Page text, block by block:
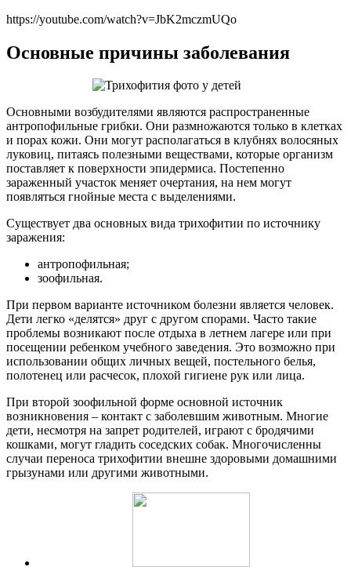
https://youtube.com/watch?v=JbK2mczmUQo
Основные причины заболевания
Основными возбудителями являются распространенные
антропофильные грибки. Они размножаются только в клетках
и порах кожи. Они могут располагаться в клубнях волосяных
луковиц, питаясь полезными веществами, которые организм
поставляет к поверхности эпидермиса. Постепенно
зараженный участок меняет очертания, на нем могут
появляться гнойные места с выделениями.
Существует два основных вида трихофитии по источнику
заражения:
антропофильная;
зоофильная.
При первом варианте источником болезни является человек.
Дети легко «делятся» друг с другом спорами. Часто такие
проблемы возникают после отдыха в летнем лагере или при
посещении ребенком учебного заведения. Это возможно при
использовании общих личных вещей, постельного белья,
полотенец или расчесок, плохой гигиене рук или лица.
При второй зоофильной форме основной источник
возникновения – контакт с заболевшим животным. Многие
дети, несмотря на запрет родителей, играют с бродячими
кошками, могут гладить соседских собак. Многочисленны
случаи переноса трихофитии внешне здоровыми домашними
грызунами или другими животными.